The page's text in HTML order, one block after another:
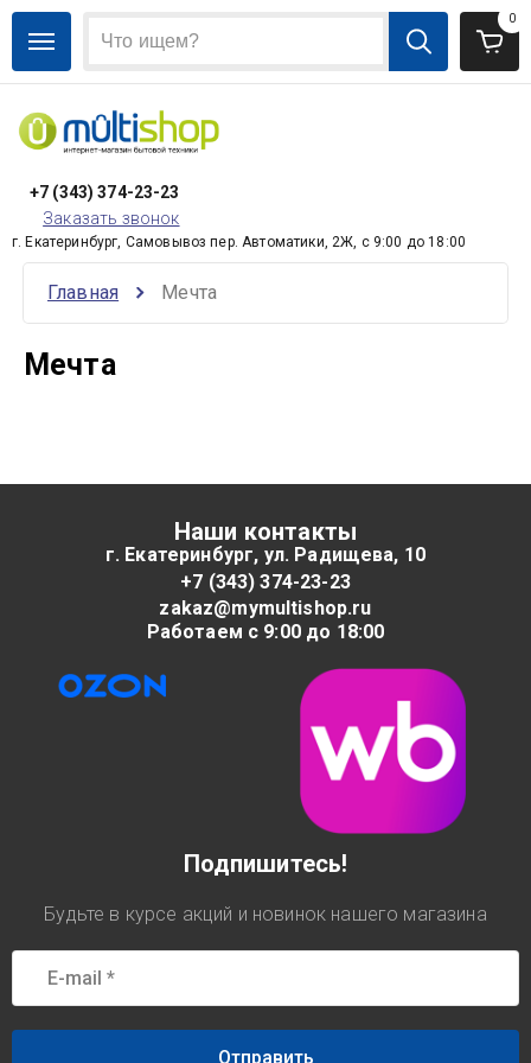
0
г. Екатеринбург, Самовывоз пер. Автоматики, 2Ж, с 9:00 до 18:00
Заказать звонок
+7 (343) 374-23-23
Главная Мечта
Мечта
Наши контакты
г. Екатеринбург, ул. Радищева, 10
+7 (343) 374-23-23
zakaz@mymultishop.ru
Работаем с 9:00 до 18:00
Подпишитесь!
Будьте в курсе акций и новинок нашего магазина
Отправить